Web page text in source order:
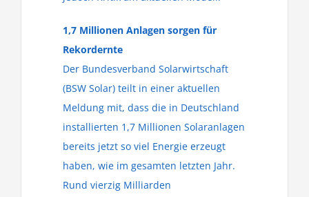
1,7 Millionen Anlagen sorgen für
Rekordernte
Der Bundesverband Solarwirtschaft
(BSW Solar) teilt in einer aktuellen
Meldung mit, dass die in Deutschland
installierten 1,7 Millionen Solaranlagen
bereits jetzt so viel Energie erzeugt
haben, wie im gesamten letzten Jahr.
Rund vierzig Milliarden